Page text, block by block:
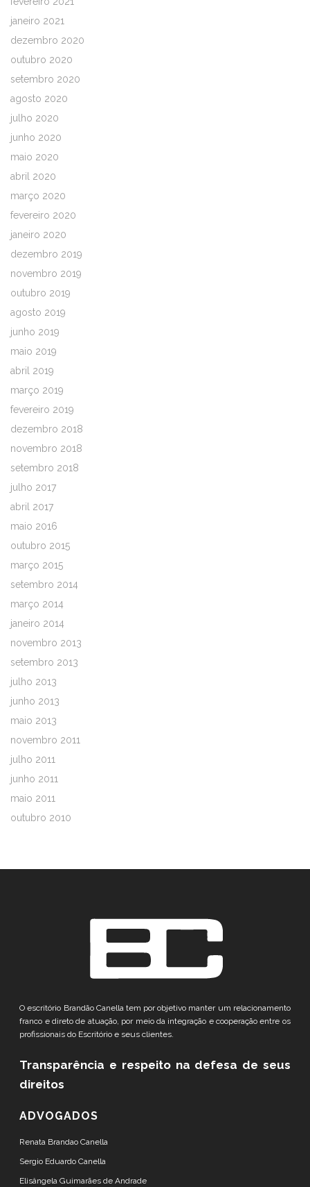
janeiro 2021
dezembro 2020
outubro 2020
setembro 2020
agosto 2020
julho 2020
junho 2020
maio 2020
abril 2020
março 2020
fevereiro 2020
janeiro 2020
dezembro 2019
novembro 2019
outubro 2019
agosto 2019
junho 2019
maio 2019
abril 2019
março 2019
fevereiro 2019
dezembro 2018
novembro 2018
setembro 2018
julho 2017
abril 2017
maio 2016
outubro 2015
março 2015
setembro 2014
março 2014
janeiro 2014
novembro 2013
setembro 2013
julho 2013
junho 2013
maio 2013
novembro 2011
julho 2011
junho 2011
maio 2011
outubro 2010
O escritório Brandão Canella tem por objetivo manter um relacionamento
franco e direto de atuação, por meio da integração e cooperação entre os
profissionais do Escritório e seus clientes.
Transparência e respeito na defesa de seus
direitos
ADVOGADOS
Renata Brandao Canella
Sergio Eduardo Canella
Elisângela Guimarães de Andrade